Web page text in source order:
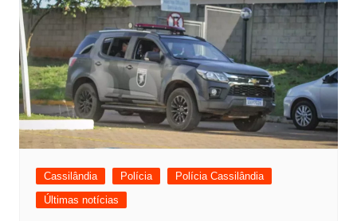
Cassilândia Polícia
Polícia Cassilândia
Últimas notícias